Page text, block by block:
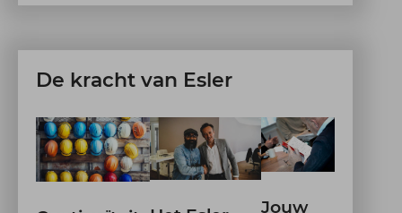
De kracht van Esler
Jouw